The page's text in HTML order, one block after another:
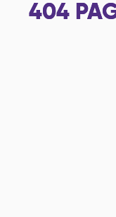
404